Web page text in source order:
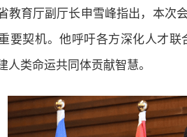
教育厅副厅长申雪峰指出，本次
要契机。他呼吁各方深化人才
人类命运共同体贡献智慧。